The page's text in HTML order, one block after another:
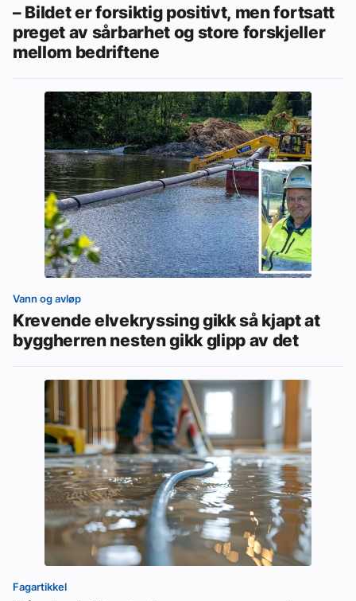
– Bildet er forsiktig positivt, men fortsatt
preget av sårbarhet og store forskjeller
mellom bedriftene
Vann og avløp
Krevende elvekryssing gikk så kjapt at
byggherren nesten gikk glipp av det
Fagartikkel